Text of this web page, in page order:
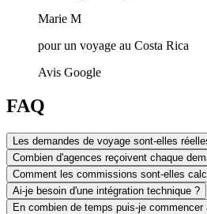
Marie M
pour un voyage au Costa Rica
Avis Google
FAQ
Les demandes de voyage sont-elles
Combien d'agences reçoivent chaque
Comment les commissions sont-elles
Ai-je besoin d'une intégration technique ?
En combien de temps puis-je